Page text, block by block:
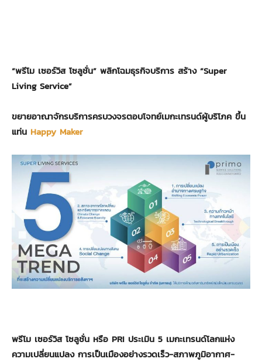
“พรีโม เซอร์วิส โซลูชั่น” พลิกโฉมธุรกิจบริการ สร้าง “Super
Living Service”
ขยายอาณาจักรบริการครบวงจรตอบโจทย์เมกะเทรนด์ผู้บริโภค ขึ้น
แท่น Happy Maker
พรีโม เซอร์วิส โซลูชั่น หรือ PRI ประเมิน 5 เมกะเทรนด์โลกแห่ง
ความเปลี่ยนแปลง การเป็นเมืองอย่างรวดเร็ว-สภาพภูมิอากาศ-